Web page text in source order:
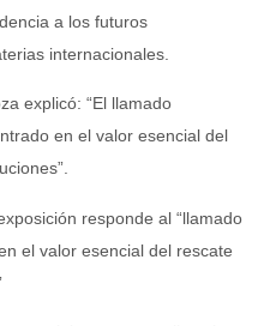
a los futuros
internacionales.
explicó: “El llamado
en el valor esencial del
responde al “llamado
el valor esencial del rescate